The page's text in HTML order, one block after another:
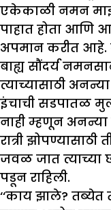
एकेकाळी नमन
पाहात होता आणि
अपमान करीत आहे.
बाह्य सौंदर्य
त्याच्यासाठी
इंचाची सडपातळ
नाही म्हणून अनन्या
रात्री
जवळ जात त्याच्या
पडून राहिली.
‘‘काय झाले? तब्येत